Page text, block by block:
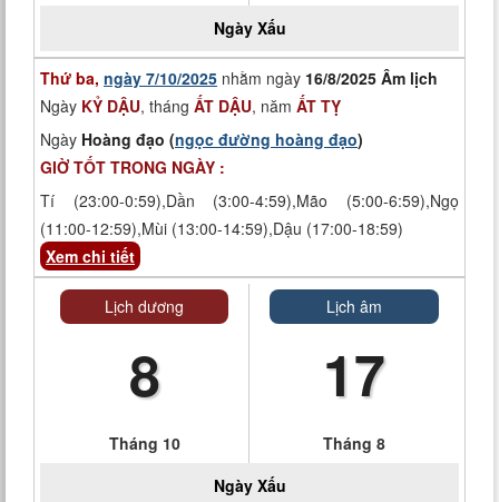
Ngày Xấu
Thứ ba, ngày 7/10/2025 nhằm ngày 16/8/2025 Âm lịch
Ngày KỶ DẬU, tháng ẤT DẬU, năm ẤT TỴ
Ngày Hoàng đạo (ngọc đường hoàng đạo)
GIỜ TỐT TRONG NGÀY :
Tí (23:00-0:59),Dần (3:00-4:59),Mão (5:00-6:59),Ngọ
(11:00-12:59),Mùi (13:00-14:59),Dậu (17:00-18:59)
Xem chi tiết
Lịch dương
8
Tháng 10
Lịch âm
17
Tháng 8
Ngày Xấu